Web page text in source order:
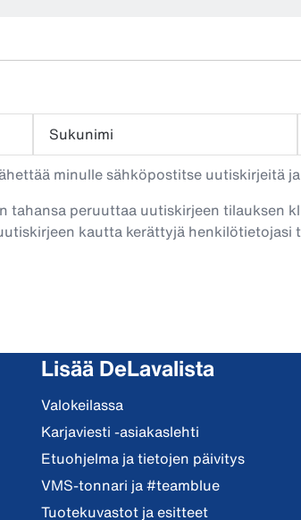
Sukunimi
minulle sähköpostitse uutiskirjeitä
tahansa peruuttaa uutiskirjeen tilauksen
kautta kerättyjä henkilötietojasi
Lisää DeLavalista
Valokeilassa
Karjaviesti -asiakaslehti
Etuohjelma ja tietojen päivitys
VMS-tonnari ja #teamblue
Tuotekuvastot ja esitteet